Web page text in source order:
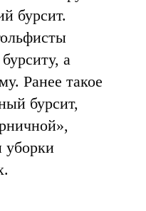
бурсит.
а
Ранее такое
бурсит,
уборки